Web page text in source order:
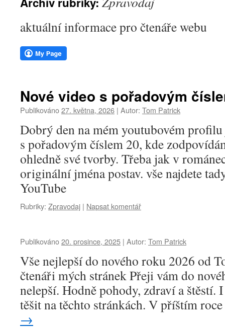
webu
aktuální informace pro čtenáře webu
Nové video s pořadovým
Publikováno27. května, 2026 | Autor: Tom Patrick
Dobrý den na mém youtubovém
s pořadovým číslem 20, kde
ohledně své tvorby. Třeba jak v
originální jména postav. vše najdete
YouTube
Rubriky: Zpravodaj | Napsat komentář
Publikováno20. prosince, 2025 | Autor: Tom Patrick
Vše nejlepší do nového roku 2026 od
čtenáři mých stránek Přeji vám do
nelepší. Hodně pohody, zdraví a štěstí.
těšit na těchto stránkách. V příštím
→